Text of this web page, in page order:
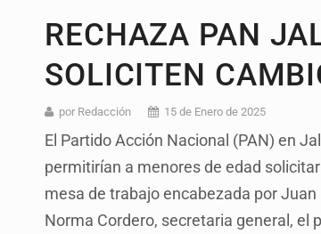
RECHAZA PAN
SOLICITEN
por Redacción 15 de Enero de 2025
El Partido Acción Nacional (PAN) en
permitirían a menores de edad
mesa de trabajo encabezada por
Norma Cordero, secretaria general, el